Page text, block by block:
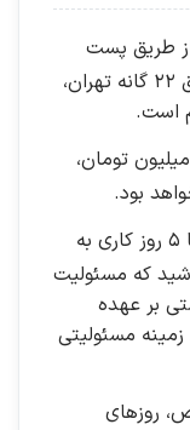
طریق پست
انجام می‌شود. همچنین برای مناطق ۲۲ گانه تهران،
است.
برای سفارش‌هایی با مبلغ بالای ۱ میلیون تومان،
بود.
ارسال‌های پستی معمولاً بین ۲ تا ۵ روز کاری به
که مسئولیت
بر عهده
مسئولیتی
روزهای